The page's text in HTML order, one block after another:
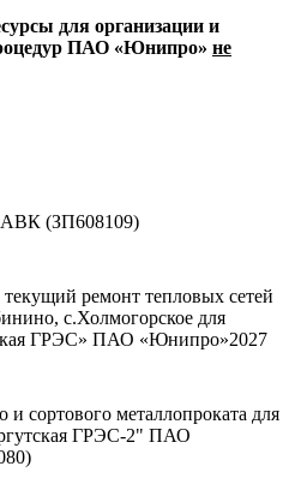
для организации и
ПАО «Юнипро» не
АВК (ЗП608109)
ремонт тепловых сетей
с.Холмогорское для
ГРЭС» ПАО «Юнипро»2027
и сортового металлопроката для
ГРЭС-2" ПАО